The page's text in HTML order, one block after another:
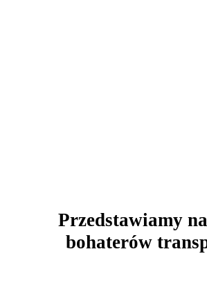
Przedstawiamy
bohaterów